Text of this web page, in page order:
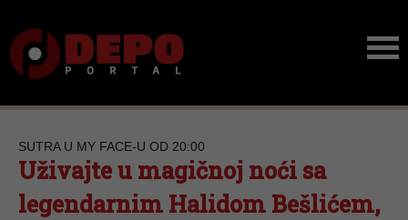
SUTRA U MY FACE-U OD 20:00
Uživajte u magičnoj noći sa
legendarnim Halidom Bešlićem,